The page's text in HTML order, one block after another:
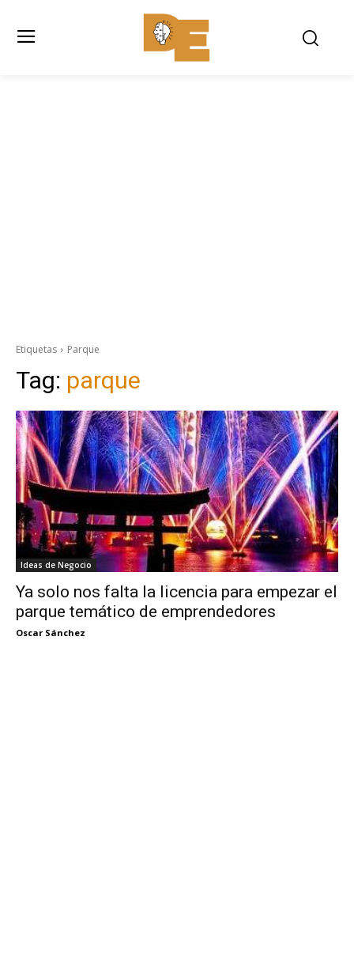
Etiquetas Parque
Tag: parque
Ideas de Negocio
Ya solo nos falta la licencia para empezar el
parque temático de emprendedores
Oscar Sánchez